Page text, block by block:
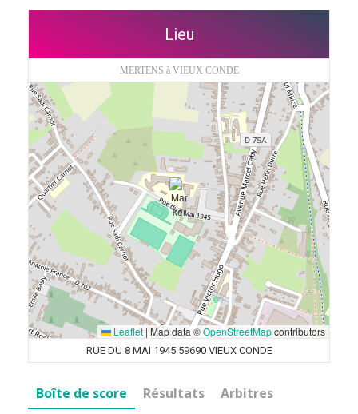
Lieu
MERTENS à VIEUX CONDE
Leaflet | Map data ©OpenStreetMapcontributors
RUE DU 8 MAI 1945 59690 VIEUX CONDE
Boîte de score Résultats Arbitres